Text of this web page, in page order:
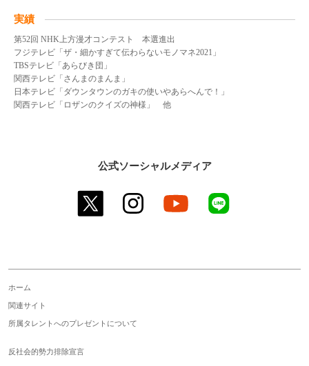
実績
第52回 NHK上方漫才コンテスト 本選進出
フジテレビ「ザ・細かすぎて伝わらないモノマネ2021」
TBSテレビ「あらびき団」
関西テレビ「さんまのまんま」
日本テレビ「ダウンタウンのガキの使いやあらへんで！」
関西テレビ「ロザンのクイズの神様」 他
公式ソーシャルメディア
twitter instagram youtube
ホーム
関連サイト
所属タレントへのプレゼントについて
反社会的勢力排除宣言